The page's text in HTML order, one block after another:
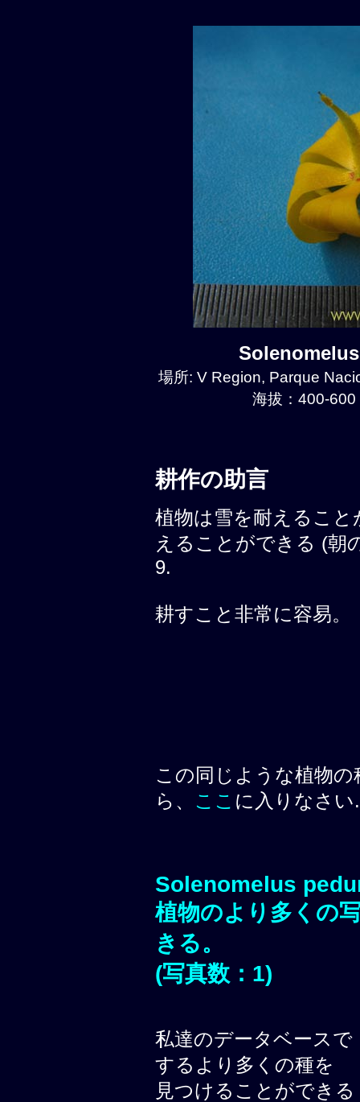
場所: V Region, Parque
海拔：400-
耕作の助言
植物は雪を耐えるこ
えることができる (朝
9.
耕すこと非常に容易。
この同じような植物
ら、 ここ に入りなさい.
Solenomelus
植物のより多くの
きる。
(写真数：1)
私達のデータベース
するより多くの種を
見つけることができる